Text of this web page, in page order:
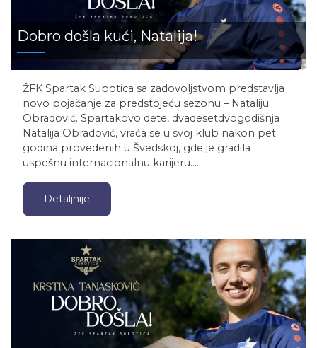
Dobro došla kući, Natalija!
ŽFK Spartak Subotica sa zadovoljstvom predstavlja
novo pojačanje za predstojeću sezonu – Nataliju
Obradović. Spartakovo dete, dvadesetdvogodišnja
Natalija Obradović, vraća se u svoj klub nakon pet
godina provedenih u Švedskoj, gde je gradila
uspešnu internacionalnu karijeru.…
Detaljnije